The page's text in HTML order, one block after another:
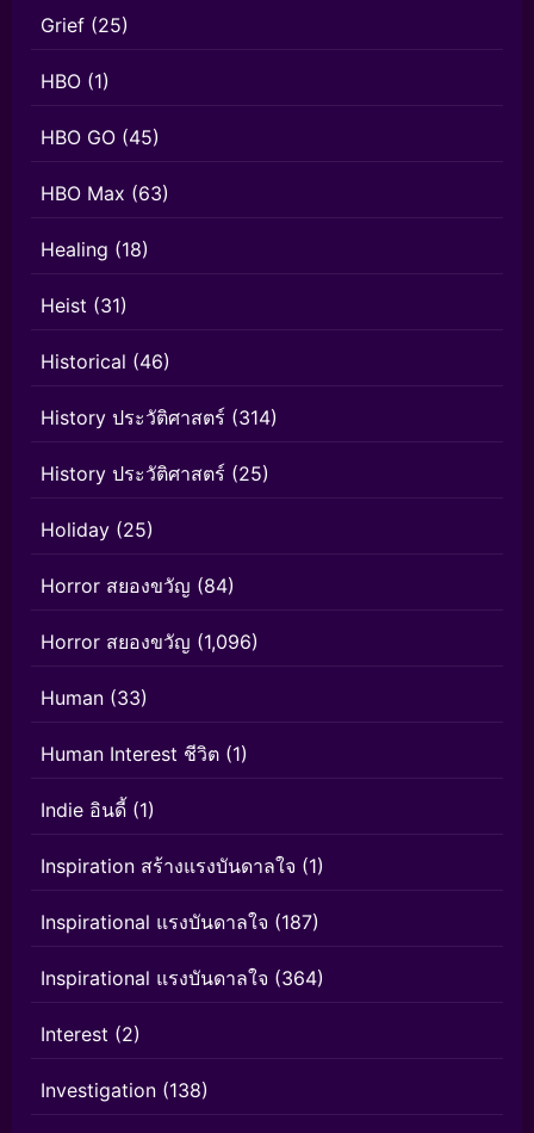
Grief (25)
HBO (1)
HBO GO (45)
HBO Max (63)
Healing (18)
Heist (31)
Historical (46)
History ประวัติศาสตร์ (314)
History ประวัติศาสตร์ (25)
Holiday (25)
Horror สยองขวัญ (84)
Horror สยองขวัญ (1,096)
Human (33)
Human Interest ชีวิต (1)
Indie อินดี้ (1)
Inspiration สร้างแรงบันดาลใจ (1)
Inspirational แรงบันดาลใจ (187)
Inspirational แรงบันดาลใจ (364)
Interest (2)
Investigation (138)